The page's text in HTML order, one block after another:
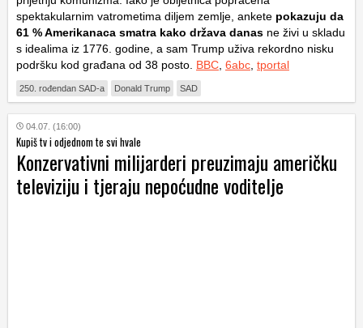
spektakularnim vatrometima diljem zemlje, ankete pokazuju da
61 % Amerikanaca smatra kako država danas ne živi u skladu
s idealima iz 1776. godine, a sam Trump uživa rekordno nisku
podršku kod građana od 38 posto. BBC 6abc tportal
250. rođendan SAD-a Donald Trump SAD
04.07. (16:00)
Kupiš tv i odjednom te svi hvale
Konzervativni milijarderi preuzimaju američku
televiziju i tjeraju nepoćudne voditelje